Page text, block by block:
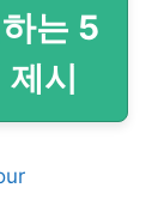
는 5
시